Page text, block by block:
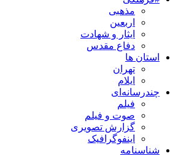
مذهبی
اربعین
ایثار و شهادت
دفاع مقدس
استان ها
تهران
ایلام
چندرسانه‌ای
فیلم
صوت و فیلم
گزارش تصویری
اینفوگرافیک
شناسنامه